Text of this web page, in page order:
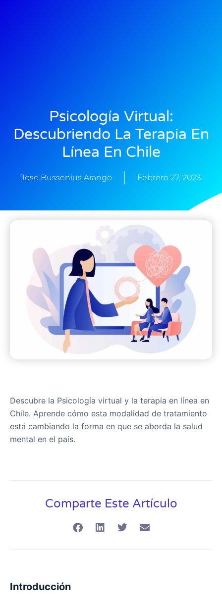
Psicología Virtual:
Descubriendo La Terapia En
Línea En Chile
Jose Bussenius Arango Febrero 27, 2023
Descubre la Psicología virtual y la terapia en línea en
Chile. Aprende cómo esta modalidad de tratamiento
está cambiando la forma en que se aborda la salud
mental en el país.
Comparte Este Artículo
Introducción